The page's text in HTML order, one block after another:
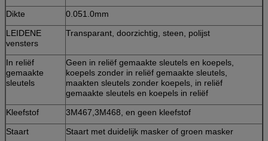
Dikte
0.051.0mm
LEIDENE
vensters
Transparant, doorzichtig, steen, polijst
In reliëf
gemaakte
sleutels
Geen in reliëf gemaakte sleutels en koepels,
koepels zonder in reliëf gemaakte sleutels,
maakten sleutels zonder koepels, in reliëf
gemaakte sleutels en koepels in reliëf
Kleefstof
3M467,3M468, en geen kleefstof
Staart
Staart met duidelijk masker of groen masker